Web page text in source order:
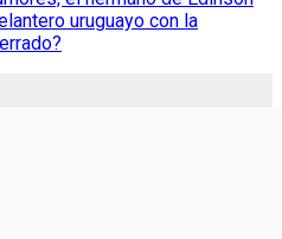
uruguayo con la